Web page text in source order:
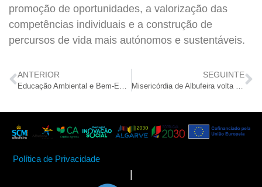
promoção de oportunidades, a valorização das
competências individuais e a construção de
percursos de vida mais autónomos e sustentáveis.
ANTERIOR SEGUINTE
Política de Privacidade
|